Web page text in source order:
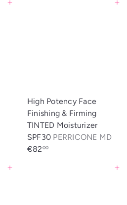
Agregar al carrito Agregar al carrito
High Potency Face
Finishing & Firming
TINTED Moisturizer
SPF30 PERRICONE MD
€8200
Agregar al carrito Agregar al carrito